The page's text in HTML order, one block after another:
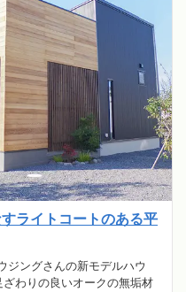
ライトコートのある平
ジングさんの新モデルハウ
わりの良いオークの無垢材